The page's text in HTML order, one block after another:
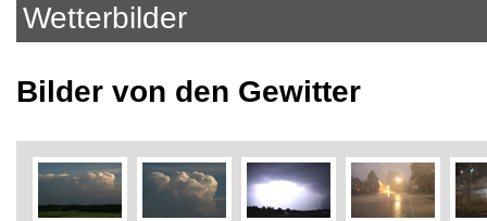
Wetterbilder
Bilder von den Gewitter